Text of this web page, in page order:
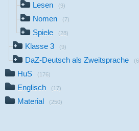
Lesen (9)
Nomen (7)
Spiele (28)
Klasse 3 (9)
DaZ-Deutsch als Zweitsprache
HuS (176)
Englisch (17)
Material (250)